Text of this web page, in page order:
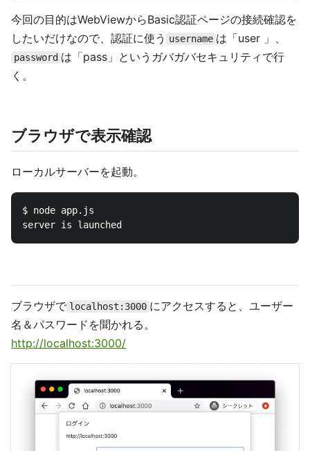
今回の目的はWebViewからBasic認証ページの接続確認を
したいだけなので、認証に使う username は「user 」、
password は「pass」というガバガバセキュリティで行
く。
ブラウザで表示確認
ローカルサーバーを起動。
$ node app.js
ブラウザで localhost:3000 にアクセスすると、ユーザー
名＆パスワードを聞かれる。
http://localhost:3000/